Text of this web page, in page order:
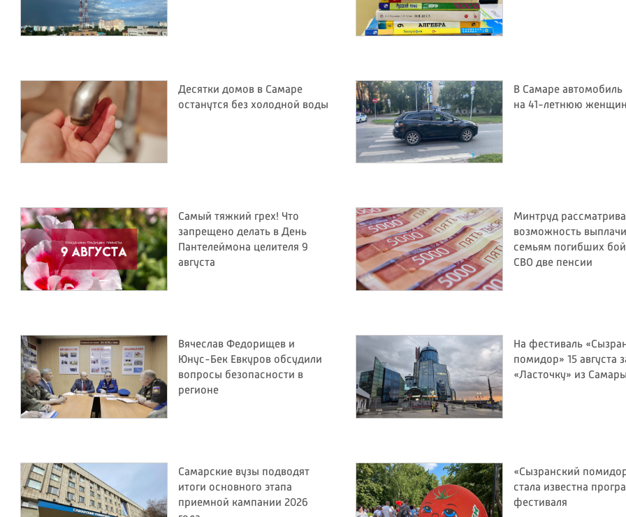
Десятки домов в Самаре
останутся без холодной воды
В Самаре автомобиль
на 41-летнюю
Самый тяжкий грех! Что
запрещено делать в День
Пантелеймона целителя 9
августа
Минтруд
возможность
семьям погибших
СВО две пенсии
Вячеслав Федорищев и
Юнус-Бек Евкуров обсудили
вопросы безопасности в
регионе
На фестиваль
помидор» 15 августа
«Ласточку» из Самары
Самарские вузы подводят
итоги основного этапа
приемной кампании 2026
«Сызранский
стала известна
фестиваля